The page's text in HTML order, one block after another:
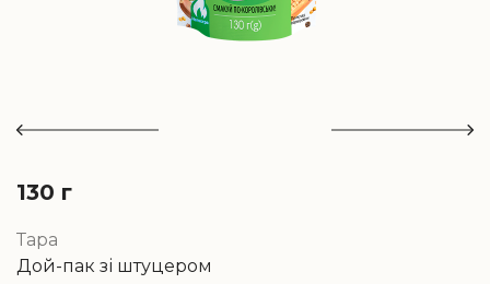
130 г
Тара
Дой-пак зі штуцером
180 г
Тара
Скляна банка (твіст)